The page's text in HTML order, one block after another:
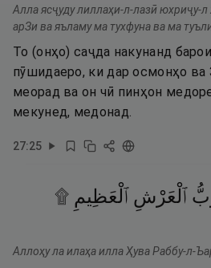
Алла ясҷуду лиллаҳи-л-лазӣ юхриҷу-
арЗи ва яъламу ма тухфуна ва ма
То (онҳо) саҷда накунанд
пӯшидаеро, ки дар осмонҳо ва
меорад ва он чӣ пинҳон
мекунед, медонад.
27:25
ٱلْعَرْشِ ٱلْعَظِيمِ ۩‏
Аллоҳу ла илаҳа илла Ҳува Раббу-л-